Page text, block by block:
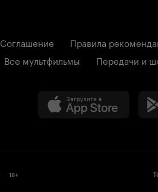
Соглашение Правила
Все мультфильмы
Передачи и
18+